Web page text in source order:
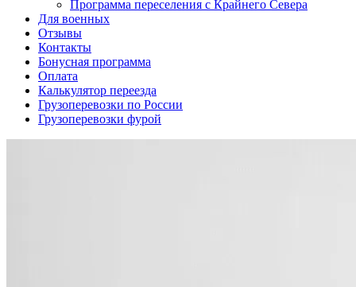
Программа переселения с Крайнего Севера
Для военных
Отзывы
Контакты
Бонусная программа
Оплата
Калькулятор переезда
Грузоперевозки по России
Грузоперевозки фурой